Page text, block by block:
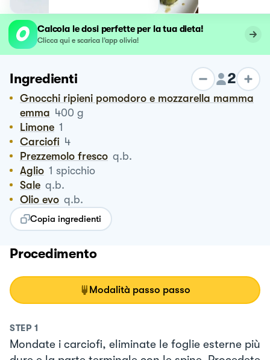
Calcola le dosi perfette per la tua dieta!
Clicca qui e scarica l’app olivia!
Ingredienti 2
Gnocchi ripieni pomodoro e mozzarella mamma
emma 400 g
Limone 1
Carciofi 4
Prezzemolo fresco q.b.
Aglio 1 spicchio
Sale q.b.
Olio evo q.b.
Copia ingredienti
Procedimento
Modalità passo passo
STEP 1
Mondate i carciofi, eliminate le foglie esterne più